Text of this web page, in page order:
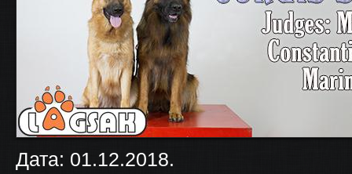
Дата: 01.12.2018.